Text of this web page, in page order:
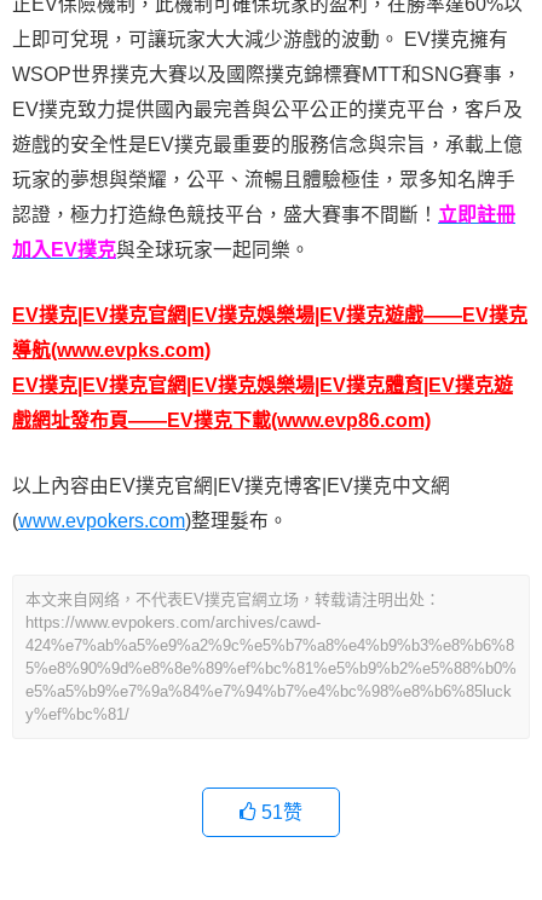
正EV保險機制，此機制可確保玩家的盈利，在勝率達60%以
上即可兌現，可讓玩家大大減少游戲的波動。 EV撲克擁有
WSOP世界撲克大賽以及國際撲克錦標賽MTT和SNG賽事，
EV撲克致力提供國內最完善與公平公正的撲克平台，客戶及
遊戲的安全性是EV撲克最重要的服務信念與宗旨，承載上億
玩家的夢想與榮耀，公平、流暢且體驗極佳，眾多知名牌手
認證，極力打造綠色競技平台，盛大賽事不間斷！ 立即註冊
加入EV撲克與全球玩家一起同樂。
EV撲克|EV撲克官網|EV撲克娛樂場|EV撲克遊戲——EV撲克
導航(www.evpks.com)
EV撲克|EV撲克官網|EV撲克娛樂場|EV撲克體育|EV撲克遊
戲網址發布頁——EV撲克下載(www.evp86.com)
以上內容由EV撲克官網|EV撲克博客|EV撲克中文網
(www.evpokers.com)整理髮布。
本文来自网络，不代表EV撲克官網立场，转载请注明出处：
https://www.evpokers.com/archives/cawd-
424%e7%ab%a5%e9%a2%9c%e5%b7%a8%e4%b9%b3%e8%b6%8
5%e8%90%9d%e8%8e%89%ef%bc%81%e5%b9%b2%e5%88%b0%
e5%a5%b9%e7%9a%84%e7%94%b7%e4%bc%98%e8%b6%85luck
y%ef%bc%81/
51赞